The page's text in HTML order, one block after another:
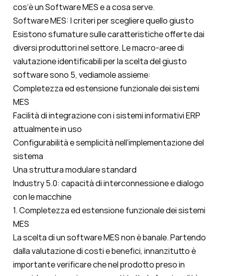
cos’è un Software MES e a cosa serve.
Software MES: I criteri per scegliere quello giusto
Esistono sfumature sulle caratteristiche offerte dai
diversi produttori nel settore. Le macro-aree di
valutazione identificabili per la scelta del giusto
software sono 5, vediamole assieme:
Completezza ed estensione funzionale dei sistemi
MES
Facilità di integrazione con i sistemi informativi ERP
attualmente in uso
Configurabilità e semplicità nell’implementazione del
sistema
Una struttura modulare standard
Industry 5.0: capacità di interconnessione e dialogo
con le macchine
1. Completezza ed estensione funzionale dei sistemi
MES
La scelta di un software MES non è banale. Partendo
dalla valutazione di costi e benefici, innanzitutto è
importante verificare che nel prodotto preso in